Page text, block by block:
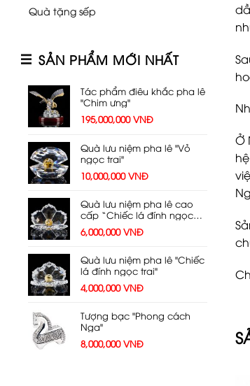
Quà tặng sếp
SẢN PHẨM MỚI NHẤT
Tác phẩm điêu khắc pha lê
"Chim ưng"
195,000,000VNĐ
Quà lưu niệm pha lê "Vỏ
ngọc trai"
10,000,000VNĐ
Quà lưu niệm pha lê cao
cấp “Chiếc lá đính ngọc
trai”
6,000,000VNĐ
Quà lưu niệm pha lê "Chiếc
lá đính ngọc trai"
4,000,000VNĐ
Tượng bạc "Phong cách
Nga"
8,000,000VNĐ
Ở